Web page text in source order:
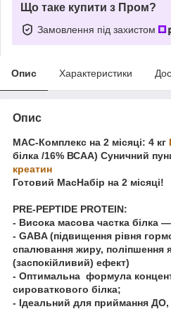
Що таке купити з Пром?
Замовлення під захистом
Опис Характеристики
Опис
МАС-Комплекс на 2 місяці: 4 кг
білка /16% ВСАА) Суничний
креатин
Готовий МасНабір на 2 місяці!
PRE-PEPTIDE PROTEIN:
- Висока масова частка білка
- GABA (підвищення рівня
спалювання жиру, поліпшення
(заспокійливий) ефект)
- Оптимальна формула
сироваткового білка;
- Ідеальний для приймання ДО,